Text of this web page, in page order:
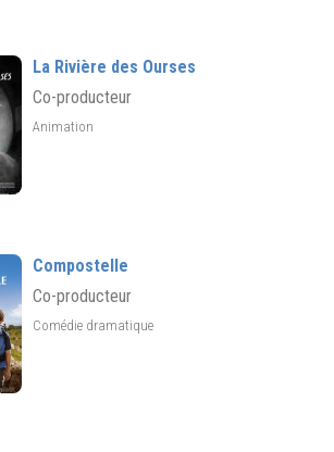
La Rivière des Ourses
Co-producteur
Animation
Compostelle
Co-producteur
Comédie dramatique